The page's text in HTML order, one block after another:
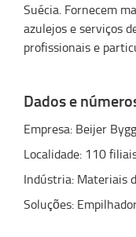
Suécia. Fornecem
azulejos e serviços
profissionais e
Dados e
Empresa: Beijer
Localidade: 110
Indústria: Materiais
Soluções: